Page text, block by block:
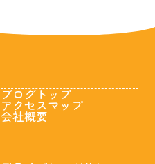
ブログトップ
アクセスマップ
会社概要